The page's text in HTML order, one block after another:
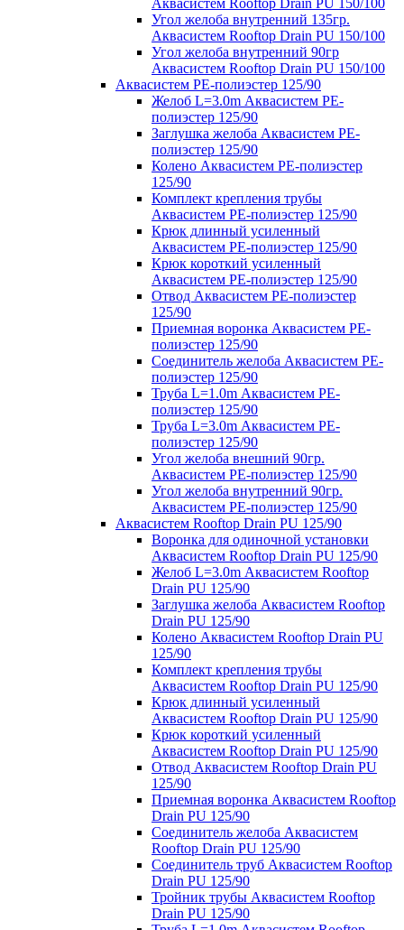
Аквасистем Rooftop Drain PU 150/100
Угол желоба внутренний 135гр.
Аквасистем Rooftop Drain PU 150/100
Угол желоба внутренний 90гр
Аквасистем Rooftop Drain PU 150/100
Аквасистем PE-полиэстер 125/90
Желоб L=3.0m Аквасистем PE-
полиэстер 125/90
Заглушка желоба Аквасистем PE-
полиэстер 125/90
Колено Аквасистем PE-полиэстер
125/90
Комплект крепления трубы
Аквасистем PE-полиэстер 125/90
Крюк длинный усиленный
Аквасистем PE-полиэстер 125/90
Крюк короткий усиленный
Аквасистем PE-полиэстер 125/90
Отвод Аквасистем РЕ-полиэстер
125/90
Приемная воронка Аквасистем PE-
полиэстер 125/90
Соединитель желоба Аквасистем PE-
полиэстер 125/90
Труба L=1.0m Аквасистем PE-
полиэстер 125/90
Труба L=3.0m Аквасистем PE-
полиэстер 125/90
Угол желоба внешний 90гр.
Аквасистем PE-полиэстер 125/90
Угол желоба внутренний 90гр.
Аквасистем PE-полиэстер 125/90
Аквасистем Rooftop Drain PU 125/90
Воронка для одиночной установки
Аквасистем Rooftop Drain PU 125/90
Желоб L=3.0m Аквасистем Rooftop
Drain PU 125/90
Заглушка желоба Аквасистем Rooftop
Drain PU 125/90
Колено Аквасистем Rooftop Drain PU
125/90
Комплект крепления трубы
Аквасистем Rooftop Drain PU 125/90
Крюк длинный усиленный
Аквасистем Rooftop Drain PU 125/90
Крюк короткий усиленный
Аквасистем Rooftop Drain PU 125/90
Отвод Аквасистем Rooftop Drain PU
125/90
Приемная воронка Аквасистем Rooftop
Drain PU 125/90
Соединитель желоба Аквасистем
Rooftop Drain PU 125/90
Соединитель труб Аквасистем Rooftop
Drain PU 125/90
Тройник трубы Аквасистем Rooftop
Drain PU 125/90